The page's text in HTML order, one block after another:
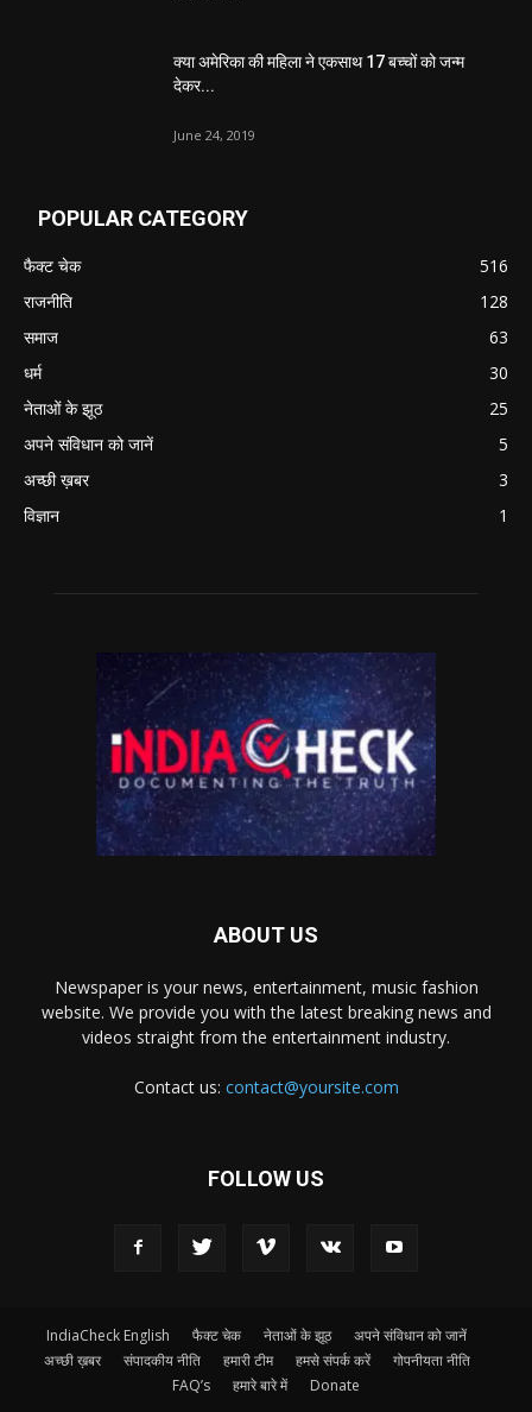
क्या अमेरिका की महिला ने एकसाथ 17 बच्चों को जन्म
देकर...
June 24, 2019
POPULAR CATEGORY
फैक्ट चेक
516
राजनीति
128
समाज
63
धर्म
30
नेताओं के झूठ
25
अपने संविधान को जानें
5
अच्छी ख़बर
3
विज्ञान
1
ABOUT US
Newspaper is your news, entertainment, music fashion
website. We provide you with the latest breaking news and
videos straight from the entertainment industry.
Contact us: contact@yoursite.com
FOLLOW US
IndiaCheck English फैक्ट चेक नेताओं के झूठ
अपने संविधान को जानें
अच्छी ख़बर
संपादकीय नीति हमारी टीम हमसे संपर्क करें
गोपनीयता नीति
FAQ’s
हमारे बारे में Donate